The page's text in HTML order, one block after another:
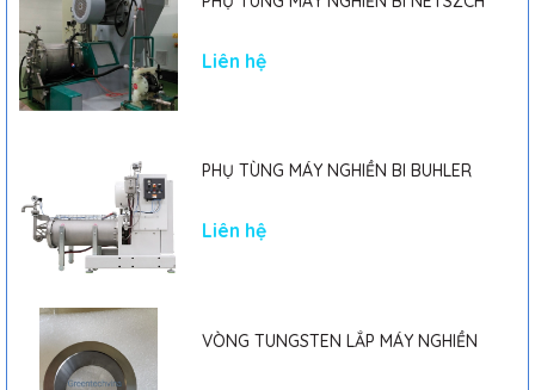
- Bên cạnh đó Máy bơm định lượng kiểu màng cơ khí OBL
M31PPSV (0.25Kw) bơm được hóa chất với lưu lượng tùy chỉnh
được và đầu bơm bằng nhựa PP giúp máy có thể hoạt động
được trong môi trường có độ ăn mòn cao.
Liên hệ
PHỤ TÙNG MÁY NGHIỀN BI BUHLER
Liên hệ
VÒNG TUNGSTEN LẮP MÁY NGHIỀN